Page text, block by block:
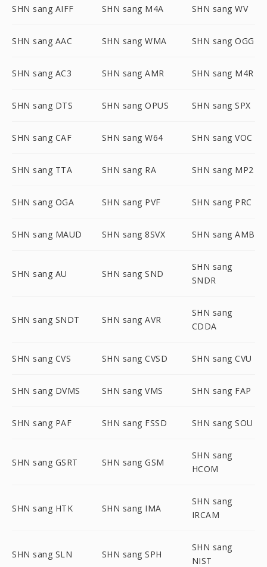
SHN sang AIFF SHN sang M4A SHN sang WV
SHN sang AAC SHN sang WMA SHN sang OGG
SHN sang AC3 SHN sang AMR SHN sang M4R
SHN sang DTS SHN sang OPUS SHN sang SPX
SHN sang CAF SHN sang W64 SHN sang VOC
SHN sang TTA SHN sang RA SHN sang MP2
SHN sang OGA SHN sang PVF SHN sang PRC
SHN sang MAUD SHN sang 8SVX SHN sang AMB
SHN sang AU SHN sang SND
SHN sang
SNDR
SHN sang SNDT SHN sang AVR
SHN sang
CDDA
SHN sang CVS SHN sang CVSD SHN sang CVU
SHN sang DVMS SHN sang VMS SHN sang FAP
SHN sang PAF SHN sang FSSD SHN sang SOU
SHN sang GSRT SHN sang GSM
SHN sang
HCOM
SHN sang HTK SHN sang IMA
SHN sang
IRCAM
SHN sang SLN SHN sang SPH
SHN sang
NIST